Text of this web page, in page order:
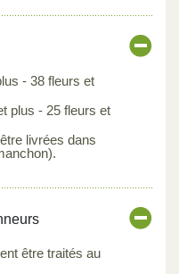
- 38 fleurs et
plus - 25 fleurs et
livrées dans
être traités au